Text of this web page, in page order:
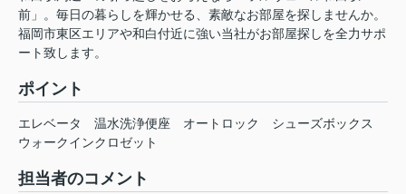
前」。毎日の暮らしを輝かせる、素敵なお部屋を探しませんか。
福岡市東区エリアや和白付近に強い当社がお部屋探しを全力サポ
ート致します。
ポイント
エレベータ 温水洗浄便座 オートロック
シューズボックス
ウォークインクロゼット
担当者のコメント